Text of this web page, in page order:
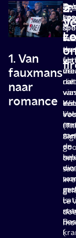
1. Van
fauxmans
naar
romance
in
de
de
rol
van
Kat
een
en
die
(
2.
dat
via
een
de
is
3.
op
in
te